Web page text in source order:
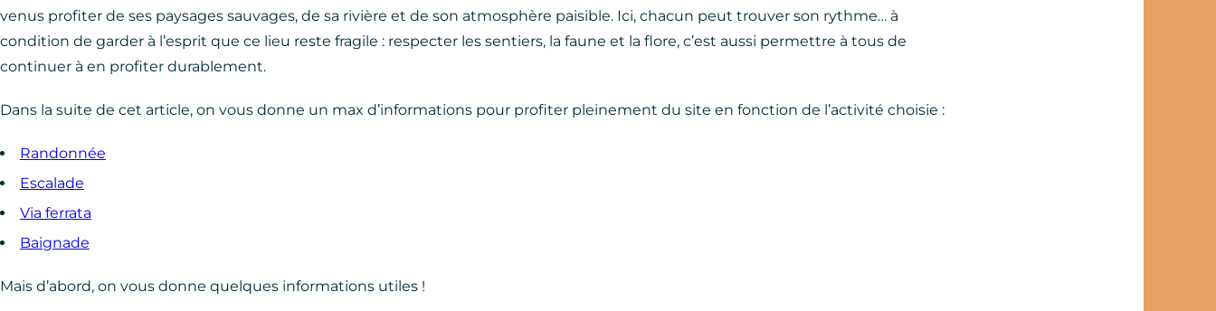
venus profiter de ses paysages sauvages, de sa rivière et de son atmosphère paisible. Ici, chacun peut trouver son rythme… à
condition de garder à l’esprit que ce lieu reste fragile : respecter les sentiers, la faune et la flore, c’est aussi permettre à tous de
continuer à en profiter durablement.
Dans la suite de cet article, on vous donne un max d’informations pour profiter pleinement du site en fonction de l’activité choisie :
Randonnée
Escalade
Via ferrata
Baignade
Mais d’abord, on vous donne quelques informations utiles !